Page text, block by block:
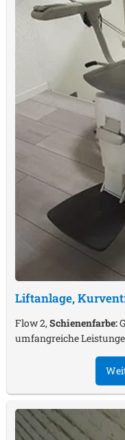
Liftanlage,
Flow 2,Schienenfarbe:
umfangreiche